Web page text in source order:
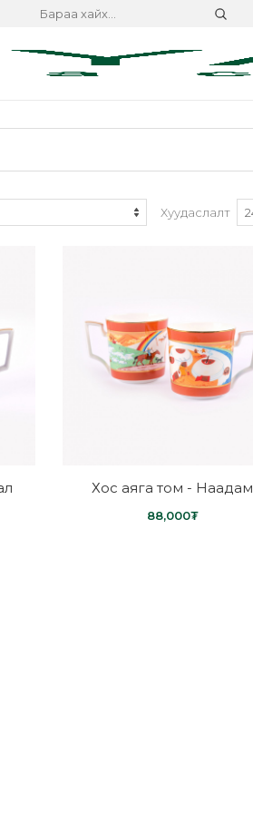
Хуудаслалт
Хос аяга том - Наадам
88,000₮